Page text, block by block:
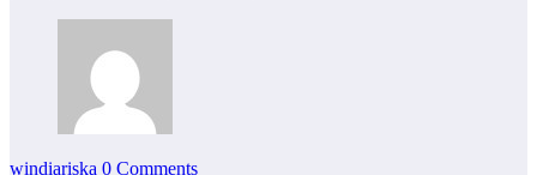
windiariska 0 Comments